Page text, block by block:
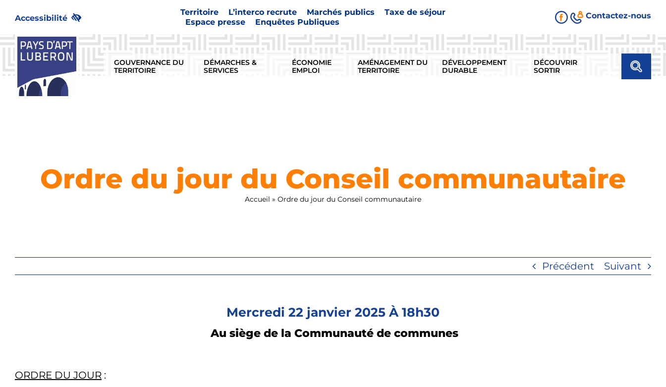
Accessibilité
Territoire L’interco recrute Marchés publics
Taxe de séjour
Espace presse
Enquêtes Publiques
Contactez-nous
GOUVERNANCE DU
TERRITOIRE
DÉMARCHES &
SERVICES
ÉCONOMIE
EMPLOI
AMÉNAGEMENT DU
TERRITOIRE
DÉVELOPPEMENT
DURABLE
DÉCOUVRIR
SORTIR
Ordre du jour du Conseil communautaire
Accueil » Ordre du jour du Conseil communautaire
Précédent Suivant
Mercredi 22 janvier 2025 À 18h30
Au siège de la Communauté de communes
ORDRE DU JOUR: